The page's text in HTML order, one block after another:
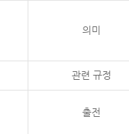
의미
관련 규정
출전